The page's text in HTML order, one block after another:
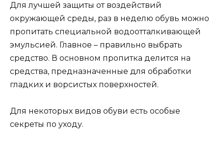
Для лучшей защиты от воздействий
окружающей среды, раз в неделю обувь можно
пропитать специальной водоотталкивающей
эмульсией. Главное – правильно выбрать
средство. В основном пропитка делится на
средства, предназначенные для обработки
гладких и ворсистых поверхностей.
Для некоторых видов обуви есть особые
секреты по уходу.